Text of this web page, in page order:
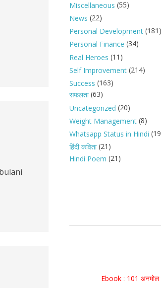
Miscellaneous (55)
News (22)
Personal Development(181)
Personal Finance (34)
Real Heroes (11)
Self Improvement(214)
Success (163)
सफलता(63)
Uncategorized (20)
Weight Management(8)
Whatsapp Status in Hindi
हिंदी कविता(21)
Hindi Poem (21)
Ebook : 101 अनमोल